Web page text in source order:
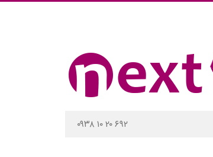
۰۹۳۸ ۱۰ ۲۰ ۶۹۲